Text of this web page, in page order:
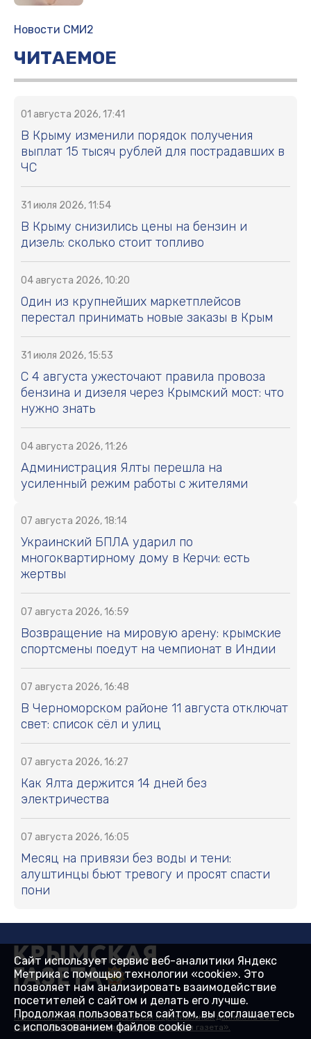
Новости СМИ2
ЧИТАЕМОЕ
01 августа 2026, 17:41
В Крыму изменили порядок получения
выплат 15 тысяч рублей для пострадавших в
ЧС
31 июля 2026, 11:54
В Крыму снизились цены на бензин и
дизель: сколько стоит топливо
04 августа 2026, 10:20
Один из крупнейших маркетплейсов
перестал принимать новые заказы в Крым
31 июля 2026, 15:53
С 4 августа ужесточают правила провоза
бензина и дизеля через Крымский мост: что
нужно знать
04 августа 2026, 11:26
Администрация Ялты перешла на
усиленный режим работы с жителями
07 августа 2026, 18:14
Украинский БПЛА ударил по
многоквартирному дому в Керчи: есть
жертвы
07 августа 2026, 16:59
Возвращение на мировую арену: крымские
спортсмены поедут на чемпионат в Индии
07 августа 2026, 16:48
В Черноморском районе 11 августа отключат
свет: список сёл и улиц
07 августа 2026, 16:27
Как Ялта держится 14 дней без
электричества
07 августа 2026, 16:05
Месяц на привязи без воды и тени:
алуштинцы бьют тревогу и просят спасти
пони
Политика в отношении обработки персональных данных на веб-
сайтах ГБУ РК «Редакция газеты «Крымская газета».
Сайт использует сервис веб-аналитики Яндекс
Метрика с помощью технологии «cookie». Это
позволяет нам анализировать взаимодействие
посетителей с сайтом и делать его лучше.
Продолжая пользоваться сайтом, вы соглашаетесь
с использованием файлов cookie